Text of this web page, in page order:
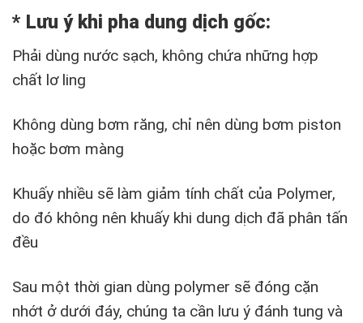
* Lưu ý khi pha dung dịch gốc:
Phải dùng nước sạch, không chứa những hợp
chất lơ ling
Không dùng bơm răng, chỉ nên dùng bơm piston
hoặc bơm màng
Khuấy nhiều sẽ làm giảm tính chất của Polymer,
do đó không nên khuấy khi dung dịch đã phân tấn
đều
Sau một thời gian dùng polymer sẽ đóng cặn
nhớt ở dưới đáy, chúng ta cần lưu ý đánh tung và